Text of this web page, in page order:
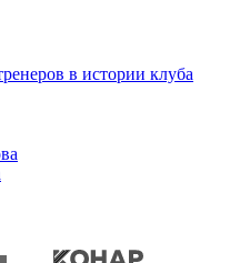
в истории клуба